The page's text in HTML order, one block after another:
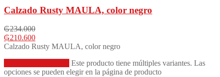
Calzado Rusty MAULA, color negro
₲234.000
₲210.600
Calzado Rusty MAULA, color negro
Este producto tiene múltiples variantes. Las
opciones se pueden elegir en la página de producto